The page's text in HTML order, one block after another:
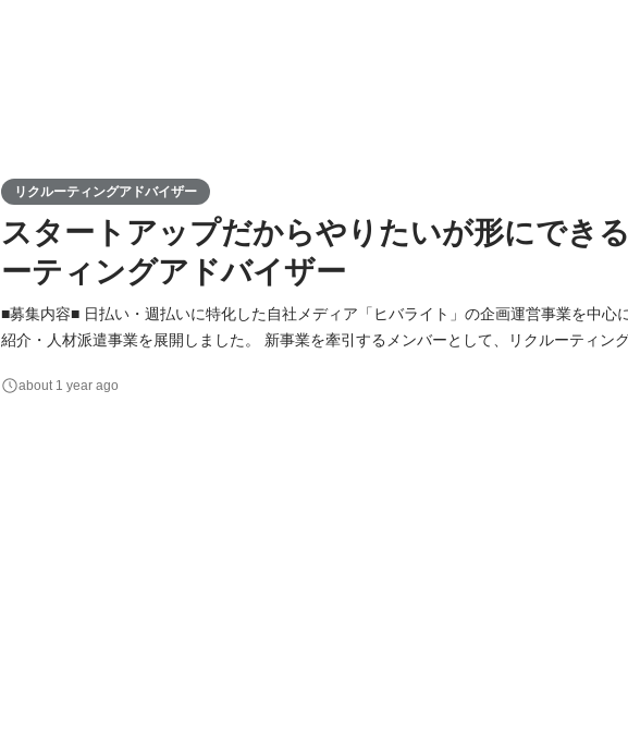
リクルーティングアドバイザー
スタートアップだからやりたいが形にでき
ーティングアドバイザー
■募集内容■ 日払い・週払いに特化した自社メディア「ヒバライト」の企画運営事業を中心
紹介・人材派遣事業を展開しました。 新事業を牽引するメンバーとして、リクルーティン
会や見学会の調整 ・雇用契約書の作成や入社時の説明 ・就業後フォロー ・勤怠管理（シ
about 1 year ago